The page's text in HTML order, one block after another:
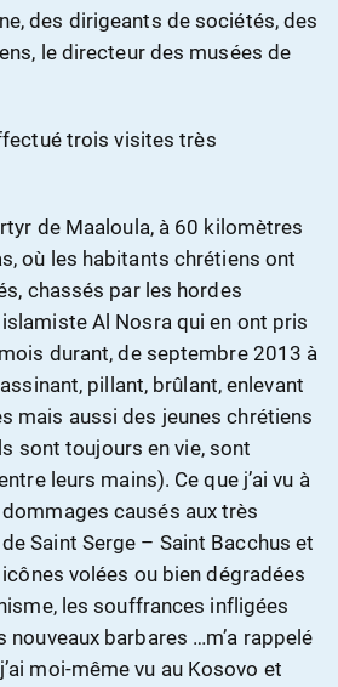
des dirigeants de sociétés, des
le directeur des musées de
trois visites très
de Maaloula, à 60 kilomètres
où les habitants chrétiens ont
chassés par les hordes
Al Nosra qui en ont pris
durant, de septembre 2013 à
pillant, brûlant, enlevant
mais aussi des jeunes chrétiens
sont toujours en vie, sont
leurs mains). Ce que j’ai vu à
causés aux très
Saint Serge – Saint Bacchus et
volées ou bien dégradées
les souffrances infligées
nouveaux barbares …m’a rappelé
moi-même vu au Kosovo et